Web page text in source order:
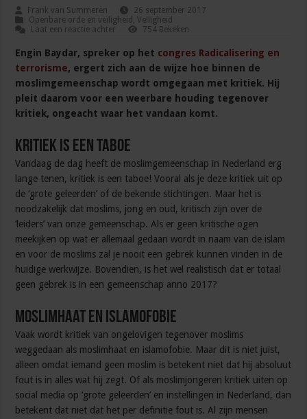
Frank van Summeren
26 september 2017
Openbare orde en veiligheid ,Veiligheid
Laat een reactie achter
754 Bekeken
Engin Baydar, spreker op het congres Radicalisering en
terrorisme, ergert zich aan de wijze hoe binnen de
moslimgemeenschap wordt omgegaan met kritiek. Hij
pleit daarom voor een weerbare houding tegenover
kritiek, ongeacht waar het vandaan komt.
Kritiek is een taboe
Vandaag de dag heeft de moslimgemeenschap in Nederland erg
lange tenen, kritiek is een taboe! Vooral als je deze kritiek uit op
de ‘grote geleerden’ of de bekende stichtingen. Maar het is
noodzakelijk dat moslims, jong en oud, kritisch zijn over de
‘leiders’ van onze gemeenschap. Als er geen kritische ogen
meekijken op wat er allemaal gedaan wordt in naam van de islam
en voor de moslims zal je nooit een gebrek kunnen vinden in de
huidige werkwijze. Bovendien, is het wel realistisch dat er totaal
geen gebrek is in een gemeenschap anno 2017?
Moslimhaat en islamofobie
Vaak wordt kritiek van ongelovigen tegenover moslims
weggedaan als moslimhaat en islamofobie. Maar dit is niet juist,
alleen omdat iemand geen moslim is betekent niet dat hij absoluut
fout is in alles wat hij zegt. Of als moslimjongeren kritiek uiten op
social media op ‘grote geleerden’ en instellingen in Nederland, dan
betekent dat niet dat het per definitie fout is. Al zijn mensen